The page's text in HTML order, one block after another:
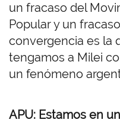
un fracaso del
Popular y un
convergencia es la
tengamos a Milei
un fenómeno
APU: Estamos en